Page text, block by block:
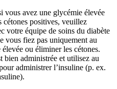
vous avez une glycémie élevée
cétones positives, veuillez
votre équipe de soins du diabète
vous fiez pas uniquement au
ou éliminer les cétones.
bien administrée et utilisez au
administrer l’insuline (p. ex.